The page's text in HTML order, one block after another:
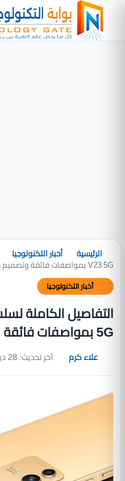
الرئيسية أخبار التكنولوجيا
V23 5G بمواصفات فائقة وتصميم مذهل
أخبار التكنولوجيا
5G بمواصفات فائقة وتصميم مذهل
علاء كرم آخر تحديث: 28 ديسمبر 2021